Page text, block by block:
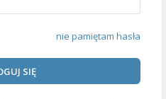
nie pamiętam hasła
SIĘ